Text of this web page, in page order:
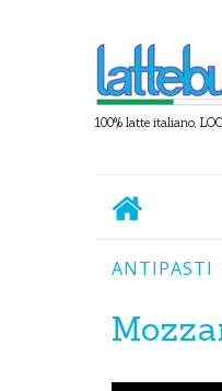
100% latte italiano,
ANTIPASTI